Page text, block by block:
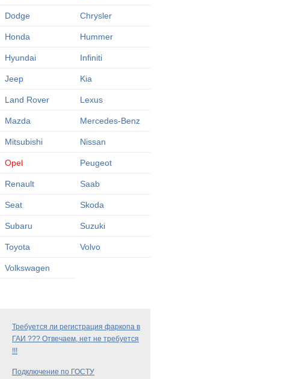
Dodge Chrysler
Honda Hummer
Hyundai Infiniti
Jeep Kia
Land Rover Lexus
Mazda Mercedes-Benz
Mitsubishi Nissan
Opel Peugeot
Renault Saab
Seat Skoda
Subaru Suzuki
Toyota Volvo
Volkswagen
Требуется ли регистрация фаркопа в
ГАИ ??? Отвечаем, нет не требуется
!!!
Подключение по ГОСТУ